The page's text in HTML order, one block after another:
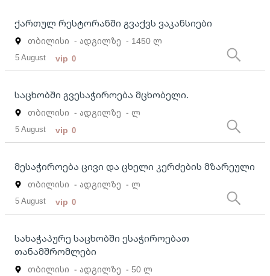
ქართულ რესტორანში გვაქვს ვაკანსიები
თბილისი - ადგილზე - 1450 ლ
5 August vip 0
საცხობში გვესაჭიროება მცხობელი.
თბილისი - ადგილზე - ლ
5 August vip 0
მესაჭიროება ცივი და ცხელი კერძების მზარეული
თბილისი - ადგილზე - ლ
5 August vip 0
სახაჭაპურე საცხობში ესაჭიროებათ
თანამშრომლები
თბილისი - ადგილზე - 50 ლ